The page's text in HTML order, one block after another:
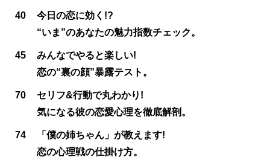
40
今日の恋に効く!?
“いま”のあなたの魅力指数チェック。
45
みんなでやると楽しい!
恋の“裏の顔”暴露テスト。
70
セリフ&行動で丸わかり!
気になる彼の恋愛心理を徹底解剖。
74
「僕の姉ちゃん」が教えます!
恋の心理戦の仕掛け方。